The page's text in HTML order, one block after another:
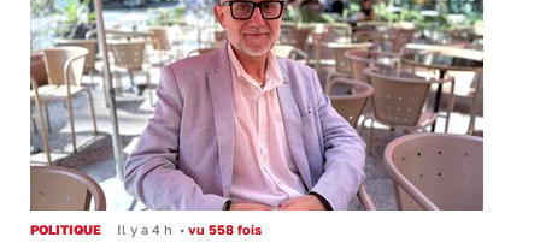
POLITIQUE Il y a 4 h • vu 558 fois